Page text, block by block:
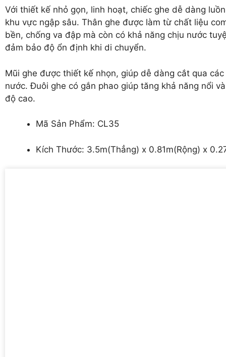
Với thiết kế nhỏ gọn, linh hoạt, chiếc ghe dễ dàng
khu vực ngập sâu. Thân ghe được làm từ chất liệu
bền, chống va đập mà còn có khả năng chịu nước
đảm bảo độ ổn định khi di chuyển.
Mũi ghe được thiết kế nhọn, giúp dễ dàng cắt qua
nước. Đuôi ghe có gắn phao giúp tăng khả năng nổi
độ cao.
Mã Sản Phẩm: CL35
Kích Thước: 3.5m(Thẳng) x 0.81m(Rộng) x